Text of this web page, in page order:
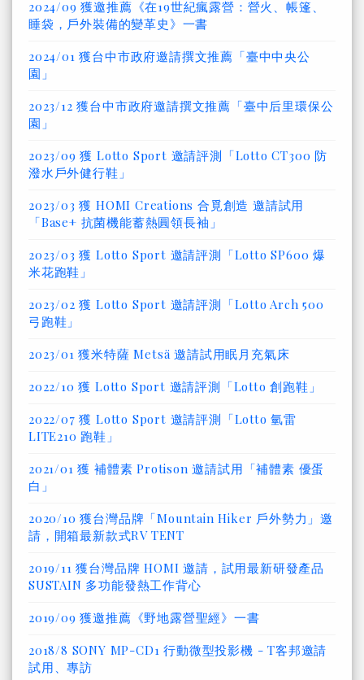
2024/09 獲邀推薦《在19世紀瘋露營：營火、帳篷、
睡袋，戶外裝備的變革史》一書
2024/01 獲台中市政府邀請撰文推薦「臺中中央公
園」
2023/12 獲台中市政府邀請撰文推薦「臺中后里環保公
園」
2023/09 獲 Lotto Sport 邀請評測「Lotto CT300 防
潑水戶外健行鞋」
2023/03 獲 HOMI Creations 合覓創造 邀請試用
「Base+ 抗菌機能蓄熱圓領長袖」
2023/03 獲 Lotto Sport 邀請評測「Lotto SP600 爆
米花跑鞋」
2023/02 獲 Lotto Sport 邀請評測「Lotto Arch 500
弓跑鞋」
2023/01 獲米特薩 Metsä 邀請試用眠月充氣床
2022/10 獲 Lotto Sport 邀請評測「Lotto 創跑鞋」
2022/07 獲 Lotto Sport 邀請評測「Lotto 氫雷
LITE210 跑鞋」
2021/01 獲 補體素 Protison 邀請試用「補體素 優蛋
白」
2020/10 獲台灣品牌「Mountain Hiker 戶外勢力」邀
請，開箱最新款式RV TENT
2019/11 獲台灣品牌 HOMI 邀請，試用最新研發產品
SUSTAIN 多功能發熱工作背心
2019/09 獲邀推薦《野地露營聖經》一書
2018/8 SONY MP-CD1 行動微型投影機 - T客邦邀請
試用、專訪